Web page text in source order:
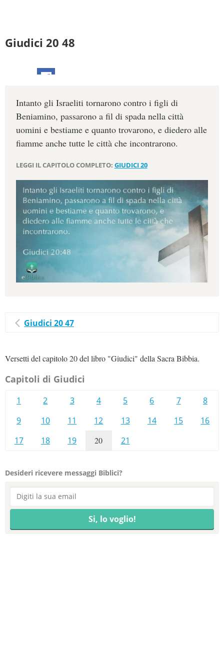
Giudici 20 48
Intanto gli Israeliti tornarono contro i figli di
Beniamino, passarono a fil di spada nella città
uomini e bestiame e quanto trovarono, e diedero alle
fiamme anche tutte le città che incontrarono.
LEGGI IL CAPITOLO COMPLETO: GIUDICI 20
Giudici 20 47
Versetti del capitolo 20 del libro "Giudici" della Sacra Bibbia.
Capitoli di Giudici
1 2 3 4 5 6 7
8
9
10 11 12 13 14 15
16
17
18 19 20 21
Desideri ricevere messaggi Biblici?